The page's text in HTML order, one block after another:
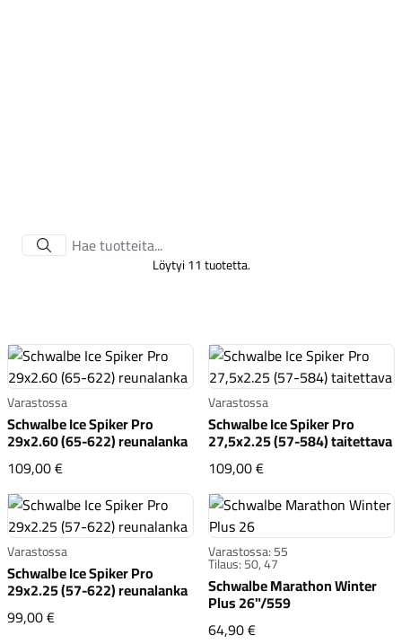
Renkaat
Komponentit
Katso koko valikoima
Löytyi 11 tuotetta.
Varastossa
Schwalbe Ice Spiker Pro
29x2.60 (65-622) reunalanka
109,00 €Schwalbe Ice Spiker Pro 29x2.60 (65-622) reunalanka
Varastossa
Schwalbe Ice Spiker Pro
27,5x2.25 (57-584) taitettava
109,00 €Schwalbe Ice Spiker
Varastossa
Schwalbe Ice Spiker Pro
29x2.25 (57-622) reunalanka
99,00 €Schwalbe Ice Spiker Pro 29x2.25 (57-622) reunalanka
Varastossa: 55
Tilaus: 50, 47
Schwalbe Marathon Winter
Plus 26"/559
64,90 €Schwalbe Marathon